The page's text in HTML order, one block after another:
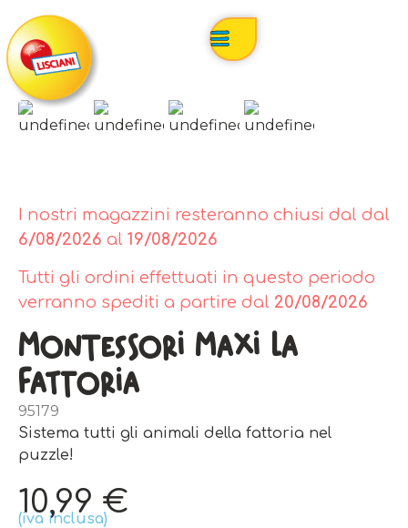
I nostri magazzini resteranno chiusi dal dal
6/08/2026 al 19/08/2026
Tutti gli ordini effettuati in questo periodo
verranno spediti a partire dal 20/08/2026
Montessori Maxi La
Fattoria
95179
Sistema tutti gli animali della fattoria nel
puzzle!
10,99 €
(iva inclusa)